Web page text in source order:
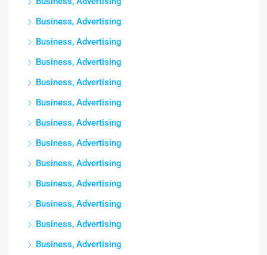
Business, Advertising
Business, Advertising
Business, Advertising
Business, Advertising
Business, Advertising
Business, Advertising
Business, Advertising
Business, Advertising
Business, Advertising
Business, Advertising
Business, Advertising
Business, Advertising